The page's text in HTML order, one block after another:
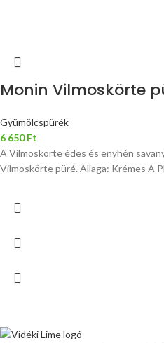
Monin Vilmoskörte
Gyümölcspürék
6 650Ft
A Vilmoskörte édes és enyhén
Vilmoskörte püré. Állaga: Krémes A